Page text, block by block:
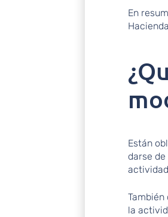
En
Están
darse
la